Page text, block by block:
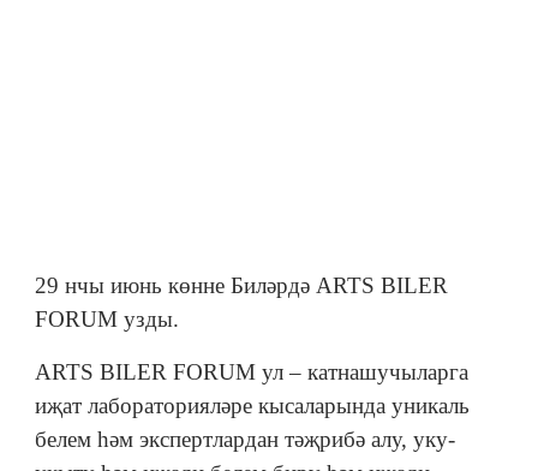
29 нчы июнь көнне Биләрдә ARTS BILER
FORUM узды.
ARTS BILER FORUM ул – катнашучыларга
иҗат лабораторияләре кысаларында уникаль
белем һәм экспертлардан тәҗрибә алу, уку-